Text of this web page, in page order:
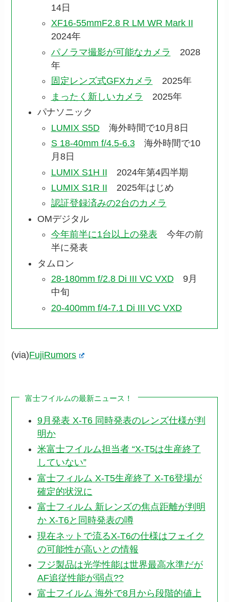
14日
XF16-55mmF2.8 R LM WR Mark II
2024年
パノラマ撮影が可能なカメラ
2028
年
固定レンズ式GFXカメラ
2025年
まったく新しいカメラ
2025年
パナソニック
LUMIX S5D海外時間で10月8日
S 18-40mm f/4.5-6.3海外時間で10
月8日
LUMIX S1H II 2024年第4四半期
LUMIX S1R II 2025年はじめ
認証登録済みの2台のカメラ
OMデジタル
今年前半に1台以上の発表 今年の前
半に発表
タムロン
28-180mm f/2.8 Di III VC VXD9月
中旬
20-400mm f/4-7.1 Di III VC VXD
(via)FujiRumors
富士フイルムの最新ニュース！
9月発表 X-T6 同時発表のレンズ仕様が判
明か
米富士フイルム担当者 “X-T5は生産終了
していない”
富士フィルム X-T5生産終了 X-T6登場が
確定的状況に
富士フィルム 新レンズの焦点距離が判明
か X-T6と同時発表の噂
現在ネットで流るX-T6の仕様はフェイク
の可能性が高いとの情報
フジ製品は光学性能は世界最高水準だが
AF追従性能が弱点??
富士フイルム 海外で8月から段階的値上